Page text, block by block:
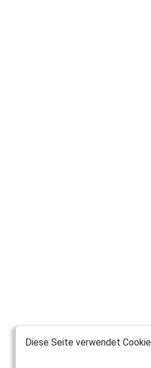
Diese Seite verwendet